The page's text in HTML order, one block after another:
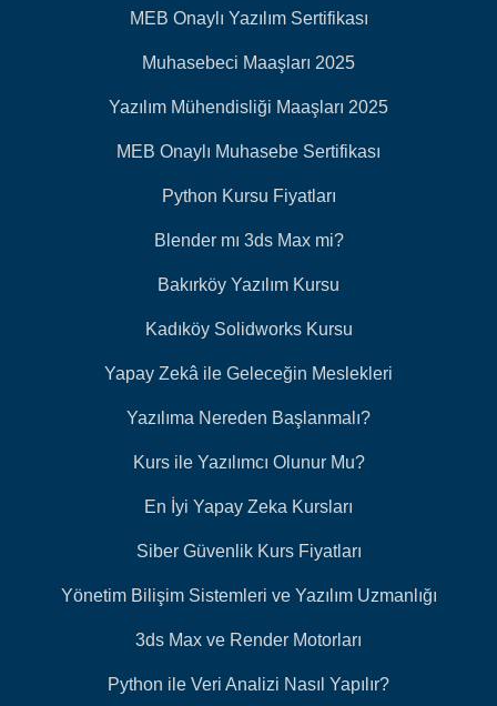
MEB Onaylı Yazılım Sertifikası
Muhasebeci Maaşları 2025
Yazılım Mühendisliği Maaşları 2025
MEB Onaylı Muhasebe Sertifikası
Python Kursu Fiyatları
Blender mı 3ds Max mi?
Bakırköy Yazılım Kursu
Kadıköy Solidworks Kursu
Yapay Zekâ ile Geleceğin Meslekleri
Yazılıma Nereden Başlanmalı?
Kurs ile Yazılımcı Olunur Mu?
En İyi Yapay Zeka Kursları
Siber Güvenlik Kurs Fiyatları
Yönetim Bilişim Sistemleri ve Yazılım Uzmanlığı
3ds Max ve Render Motorları
Python ile Veri Analizi Nasıl Yapılır?